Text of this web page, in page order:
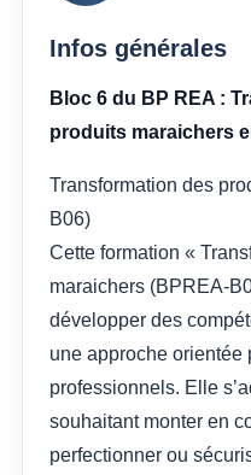
Infos générales
Bloc 6 du BP REA :
produits maraichers
Transformation des
B06)
Cette formation «
maraichers (BPREA-
développer des
une approche orientée
professionnels. Elle
souhaitant monter en
perfectionner ou